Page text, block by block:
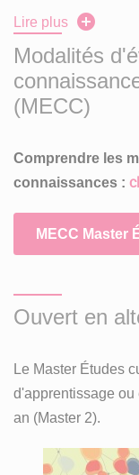
linguistiques et
l’italien).
À ce tronc
entre différents
axe « études
axe « hyper-
Master 2
ainsi se concentrer
Lire plus
Modalités
(MECC)
Comprendre les
connaissances :
MECC Master
Ouvert en
Le Master Études
d'apprentissage ou
an (Master 2).